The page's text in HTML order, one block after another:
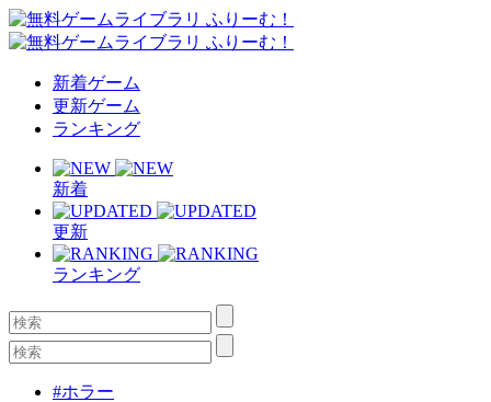
新着ゲーム
更新ゲーム
ランキング
新着
更新
ランキング
#ホラー